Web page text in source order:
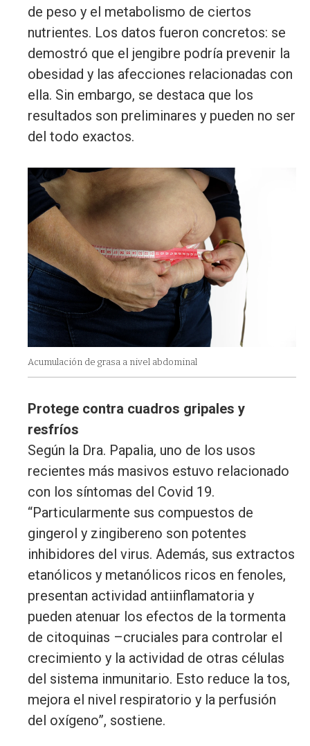
de peso y el metabolismo de ciertos
nutrientes. Los datos fueron concretos: se
demostró que el jengibre podría prevenir la
obesidad y las afecciones relacionadas con
ella. Sin embargo, se destaca que los
resultados son preliminares y pueden no ser
del todo exactos.
Acumulación de grasa a nivel abdominal
Protege contra cuadros gripales y
resfríos
Según la Dra. Papalia, uno de los usos
recientes más masivos estuvo relacionado
con los síntomas del Covid 19.
“Particularmente sus compuestos de
gingerol y zingibereno son potentes
inhibidores del virus. Además, sus extractos
etanólicos y metanólicos ricos en fenoles,
presentan actividad antiinflamatoria y
pueden atenuar los efectos de la tormenta
de citoquinas –cruciales para controlar el
crecimiento y la actividad de otras células
del sistema inmunitario. Esto reduce la tos,
mejora el nivel respiratorio y la perfusión
del oxígeno”, sostiene.